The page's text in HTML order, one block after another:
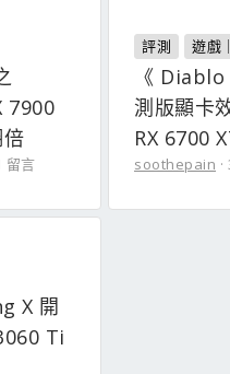
7900
留言
評測 遊戲
《
測版顯卡
RX 6700
soothepain
X 開
Ti